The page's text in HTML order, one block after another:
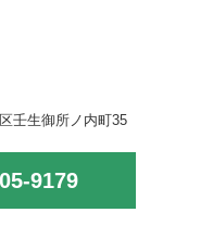
壬生御所ノ内町35
9179